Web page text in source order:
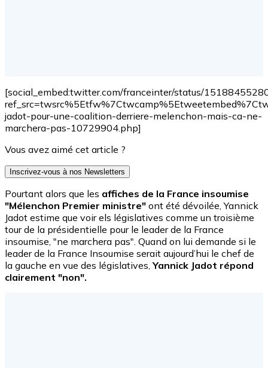
[social_embed:twitter.com/franceinter/status/
jadot-pour-une-coalition-derriere-melenchon-mais-ca-ne-
marchera-pas-10729904.php]
Vous avez aimé cet article ?
Inscrivez-vous à nos Newsletters
Pourtant alors que les affiches de la France insoumise
"Mélenchon Premier ministre" ont été dévoilée, Yannick
Jadot estime que voir els législatives comme un troisième
tour de la présidentielle pour le leader de la France
insoumise, "ne marchera pas". Quand on lui demande si le
leader de la France Insoumise serait aujourd’hui le chef de
la gauche en vue des législatives,Yannick Jadot répond
clairement "non".